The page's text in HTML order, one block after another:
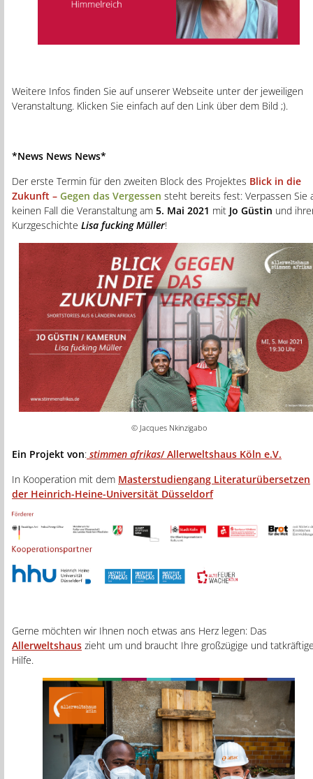
Weitere Infos finden Sie auf unserer Webseite unter der jeweiligen
Veranstaltung. Klicken Sie einfach auf den Link über dem Bild ;).
*News News News*
Der erste Termin für den zweiten Block des Projektes Blick in die
Zukunft – Gegen das Vergessen steht bereits fest: Verpassen Sie
keinen Fall die Veranstaltung am 5. Mai 2021 mit Jo Güstin und
Kurzgeschichte Lisa fucking Müller!
© Jacques Nkinzigabo
Ein Projekt von: stimmen afrikas/ Allerweltshaus Köln e.V.
In Kooperation mit dem Masterstudiengang Literaturübersetzen
der Heinrich-Heine-Universität Düsseldorf
Gerne möchten wir Ihnen noch etwas ans Herz legen: Das
Allerweltshaus zieht um und braucht Ihre großzügige und
Hilfe.